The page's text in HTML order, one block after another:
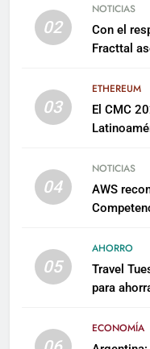
02
NOTICIAS
Con el
Fracttal
03
ETHEREUM
El CMC
04
NOTICIAS
AWS
05
AHORRO
Travel
para
ECONOMÍA